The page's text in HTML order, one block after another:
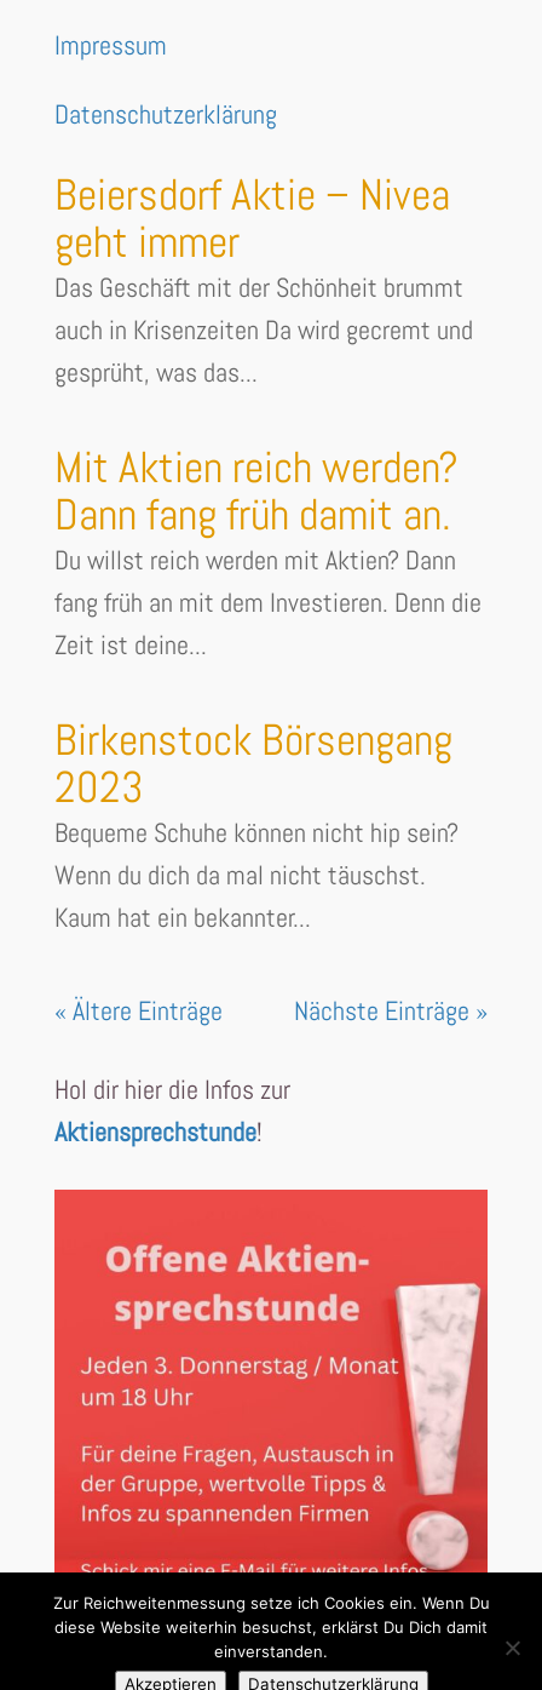
Impressum
Datenschutzerklärung
Beiersdorf Aktie – Nivea
geht immer
Das Geschäft mit der Schönheit brummt
auch in Krisenzeiten Da wird gecremt und
gesprüht, was das...
Mit Aktien reich werden?
Dann fang früh damit an.
Du willst reich werden mit Aktien? Dann
fang früh an mit dem Investieren. Denn die
Zeit ist deine...
Birkenstock Börsengang
2023
Bequeme Schuhe können nicht hip sein?
Wenn du dich da mal nicht täuschst.
Kaum hat ein bekannter...
« Ältere Einträge Nächste Einträge »
Hol dir hier die Infos zur
Aktiensprechstunde!
Zur Reichweitenmessung setze ich Cookies ein. Wenn Du
diese Website weiterhin besuchst, erklärst Du Dich damit
einverstanden.
Akzeptieren
Datenschutzerklärung